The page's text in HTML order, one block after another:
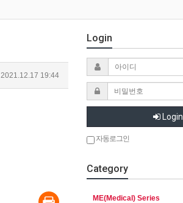
2021.12.17 19:44
Login
Login
자동로그인
Category
ME(Medical) Series